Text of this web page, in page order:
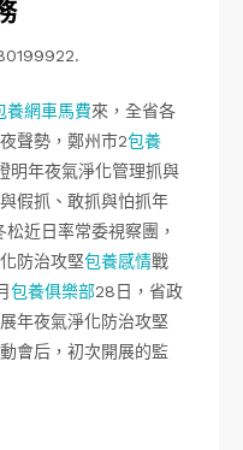
養網車馬費來，全省各
聲勢，鄭州市2包養
明年夜氣淨化管理抓與
與假抓、敢抓與怕抓年
近日率常委視察團，
防治攻堅包養感情戰
包養俱樂部28日，省政
年夜氣淨化防治攻堅
動會后，初次開展的監